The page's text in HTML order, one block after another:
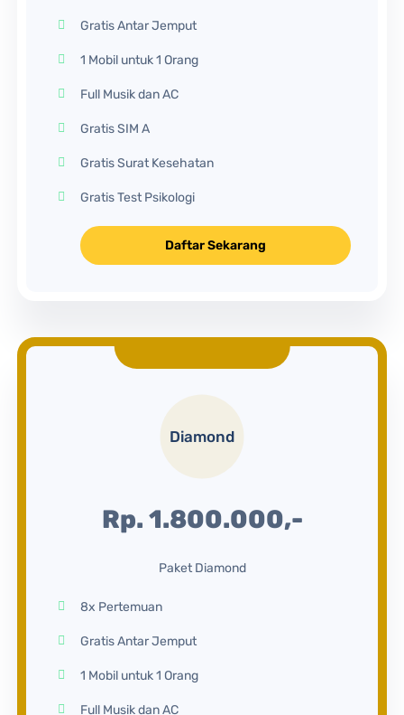
Gratis Antar Jemput
1 Mobil untuk 1 Orang
Full Musik dan AC
Gratis SIM A
Gratis Surat Kesehatan
Gratis Test Psikologi
Daftar Sekarang
Diamond
Rp. 1.800.000,-
Paket Diamond
8x Pertemuan
Gratis Antar Jemput
1 Mobil untuk 1 Orang
Full Musik dan AC